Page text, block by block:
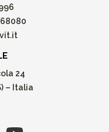
24
– Italia